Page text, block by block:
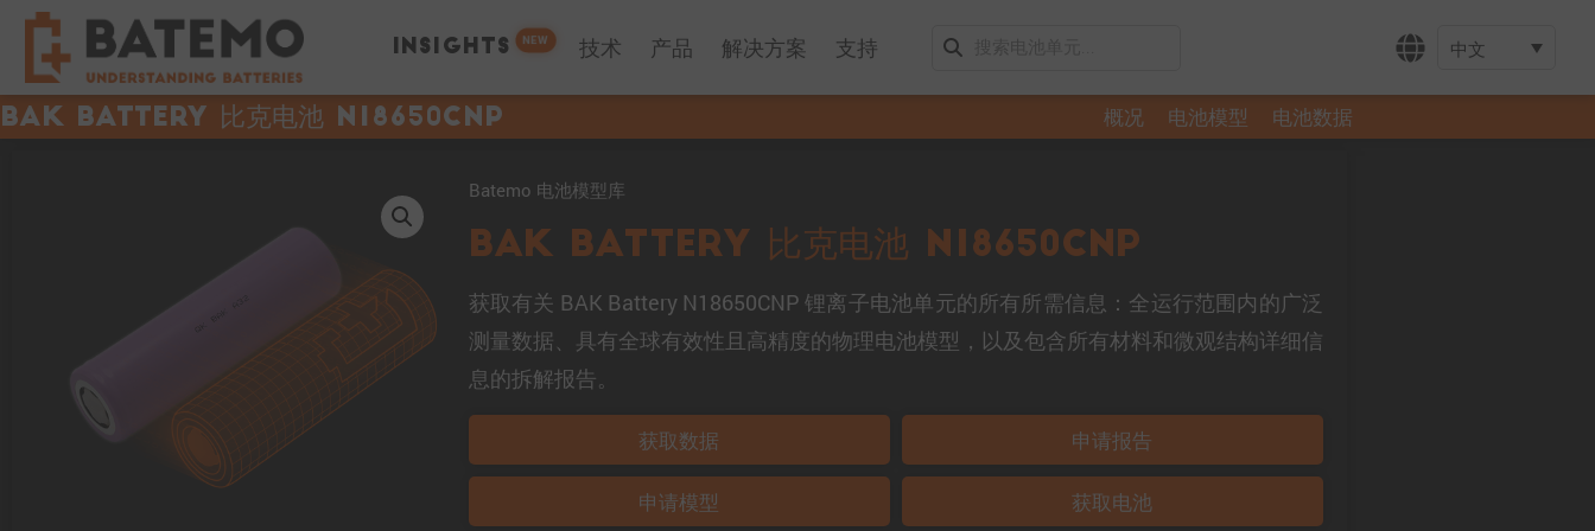
INSIGHTS NEW 技术 产品 解决方案 支持 中文
BAK Battery 比克电池 N18650CNP 概况 电池模型 电池数据
Batemo 电池模型库
BAK Battery 比克电池 N18650CNP
获取有关 BAK Battery N18650CNP 锂离子电池单元的所有所需信息：全运行范围内的广泛
测量数据、具有全球有效性且高精度的物理电池模型，以及包含所有材料和微观结构详细信
息的拆解报告。
获取数据 申请报告
申请模型 获取电池